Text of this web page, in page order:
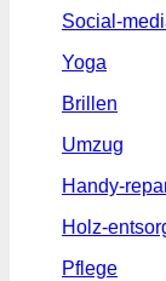
Social-
Yoga
Brillen
Umzug
Handy-
Holz-
Pflege